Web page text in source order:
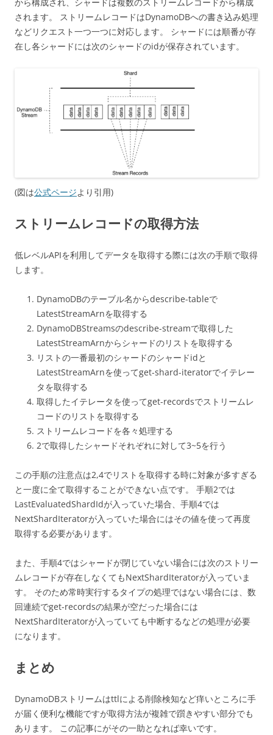
から構成され、シャードは複数のストリームレコードから構成
されます。 ストリームレコードはDynamoDBへの書き込み処理
などリクエスト一つ一つに対応します。 シャードには順番が存
在し各シャードには次のシャードのidが保存されています。
(図は公式ページより引用)
ストリームレコードの取得方法
低レベルAPIを利用してデータを取得する際には次の手順で取得
します。
DynamoDBのテーブル名からdescribe-tableで
LatestStreamArnを取得する
DynamoDBStreamsのdescribe-streamで取得した
LatestStreamArnからシャードのリストを取得する
リストの一番最初のシャードのシャードidと
LatestStreamArnを使ってget-shard-iteratorでイテレー
タを取得する
取得したイテレータを使ってget-recordsでストリームレ
コードのリストを取得する
ストリームレコードを各々処理する
2で取得したシャードそれぞれに対して3~5を行う
この手順の注意点は2,4でリストを取得する時に対象が多すぎる
と一度に全て取得することができない点です。 手順2では
LastEvaluatedShardIdが入っていた場合、手順4では
NextShardIteratorが入っていた場合にはその値を使って再度
取得する必要があります。
また、手順4ではシャードが閉じていない場合には次のストリー
ムレコードが存在しなくてもNextShardIteratorが入っていま
す。 そのため常時実行するタイプの処理ではない場合には、数
回連続でget-recordsの結果が空だった場合には
NextShardIteratorが入っていても中断するなどの処理が必要
になります。
まとめ
DynamoDBストリームはttlによる削除検知など痒いところに手
が届く便利な機能ですが取得方法が複雑で躓きやすい部分でも
あります。 この記事にがその一助となれば幸いです。